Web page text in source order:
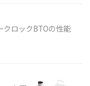
ロックBTOの性能